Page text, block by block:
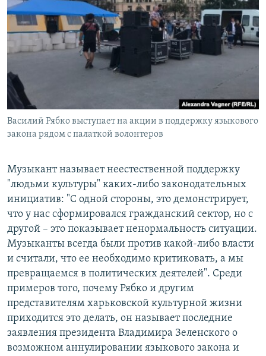
Василий Рябко выступает на акции в поддержку языкового
закона рядом с палаткой волонтеров
Музыкант называет неестественной поддержку
"людьми культуры" каких-либо законодательных
инициатив: "С одной стороны, это демонстрирует,
что у нас сформировался гражданский сектор, но с
другой – это показывает ненормальность ситуации.
Музыканты всегда были против какой-либо власти
и считали, что ее необходимо критиковать, а мы
превращаемся в политических деятелей". Среди
примеров того, почему Рябко и другим
представителям харьковской культурной жизни
приходится это делать, он называет последние
заявления президента Владимира Зеленского о
возможном аннулировании языкового закона и